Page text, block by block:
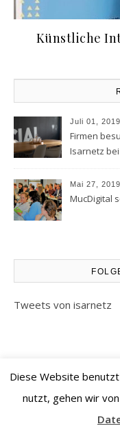
Künstliche
Juli 01, 2019
Firmen
Isarnetz
Mai 27, 2019
MucDigital
Tweets von isarnetz
Diese Website
nutzt, gehen wir